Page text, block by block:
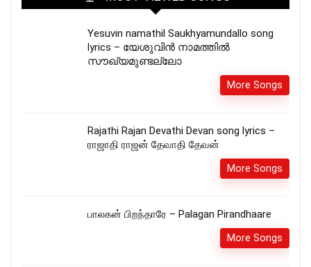
Yesuvin namathil Saukhyamundallo song
lyrics – യേശുവിൻ നാമത്തിൽ
സൗഖ്യമുണ്ടല്ലോ
More Songs
Rajathi Rajan Devathi Devan song lyrics –
ராஜாதி ராஜன் தேவாதி தேவன்
More Songs
பாலகன் பிறந்தாரே – Palagan Pirandhaare
More Songs